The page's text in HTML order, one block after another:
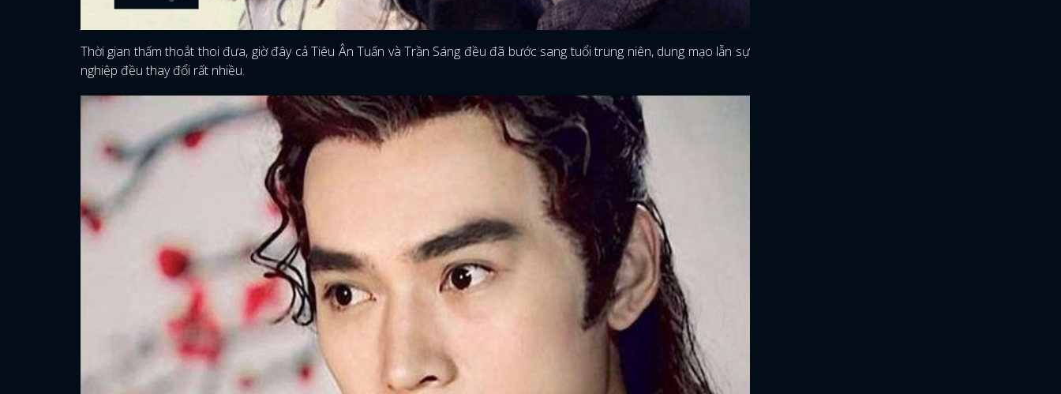
ĐĂNG NHẬP
FACEBOOK GOOGLE
Thời gian thấm thoắt thoi đưa, giờ đây cả Tiêu Ân Tuấn và Trần Sáng đều đã bước sang tuổi trung niên, dung mạo lẫn sự
nghiệp đều thay đổi rất nhiều.